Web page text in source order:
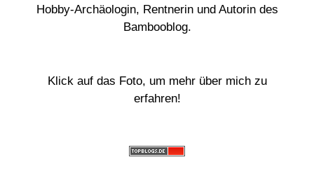
Hobby-Archäologin, Rentnerin und Autorin des
Bambooblog.
Klick auf das Foto, um mehr über mich zu
erfahren!